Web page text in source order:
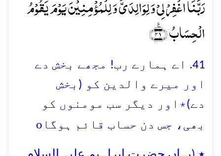
رَبَّنَا اغۡفِرۡ لِیۡ وَ لِوَالِدَیَّ وَ لِلۡمُؤۡمِنِیۡنَ یَوۡمَ یَقُوۡمُ
الۡحِسَابُ ﴿٪۴۱﴾
41. اے ہمارے رب! مجھے بخش دے
اور میرے والدین کو (بخش
دے)٭اور دیگر سب مومنوں کو
بھی، جس دن حساب قائم ہوگا o